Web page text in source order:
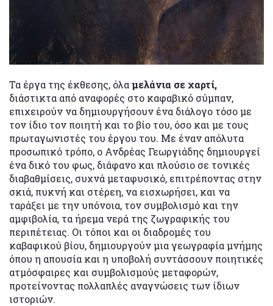
Τα έργα της έκθεσης, όλαμελάνια σε χαρτί,
διάστικτα από αναφορές στο καφαβικό σύμπαν,
επιχειρούν να δημιουργήσουν ένα διάλογο τόσο με
τον ίδιο τον ποιητή και το βίο του, όσο και με τους
πρωταγωνιστές του έργου του. Με έναν απόλυτα
προσωπικό τρόπο, ο Ανδρέας Γεωργιάδης δημιουργεί
ένα δικό του φως, διάφανο και πλούσιο σε τονικές
διαβαθμίσεις, συχνά μεταφυσικό, επιτρέποντας στην
σκιά, πυκνή και στέρεη, να εισχωρήσει, και να
ταράξει με την υπόνοια, τον συμβολισμό και την
αμφιβολία, τα ήρεμα νερά της ζωγραφικής του
περιπέτειας. Οι τόποι και οι διαδρομές του
καβαφικού βίου, δημιουργούν μια γεωγραφία μνήμης
όπου η απουσία και η υποβολή συντάσσουν ποιητικές
ατμόσφαιρες και συμβολισμούς μεταφορών,
προτείνοντας πολλαπλές αναγνώσεις των ίδιων
ιστοριών.